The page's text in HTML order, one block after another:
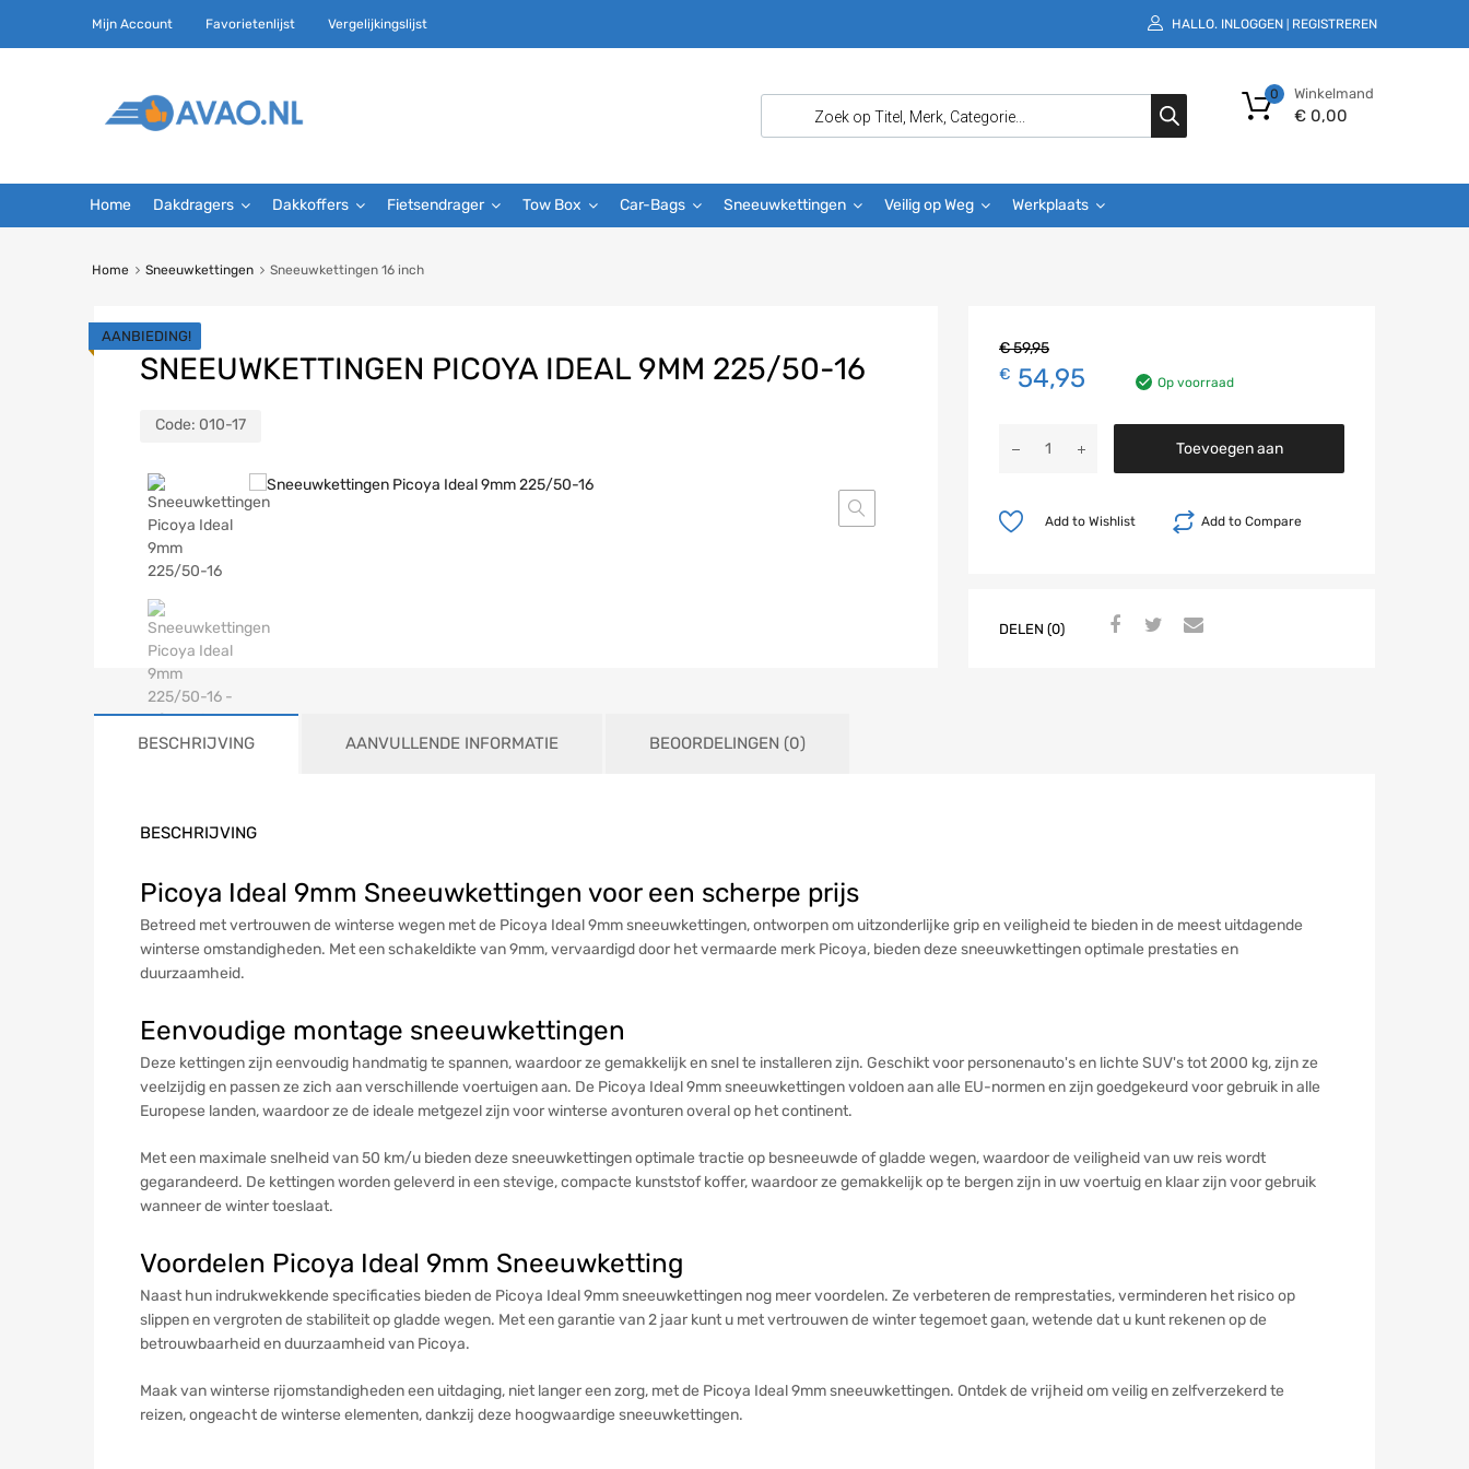
Mijn Account Favorietenlijst Vergelijkingslijst HALLO. INLOGGEN REGISTREREN
Winkelmand
€ 0,00
0
Home Dakdragers Dakkoffers Fietsendrager Tow Box Car-Bags Sneeuwkettingen Veilig op Weg Werkplaats
Home Sneeuwkettingen Sneeuwkettingen 16 inch
SNEEUWKETTINGEN PICOYA IDEAL 9MM 225/50-16
Code: 010-17
AANBIEDING!
€59,95
€ 54,95 Op voorraad
Toevoegen aan
Add to Compare
Add to Wishlist
DELEN (0)
BESCHRIJVING AANVULLENDE INFORMATIE BEOORDELINGEN (0)
BESCHRIJVING
Picoya Ideal 9mm Sneeuwkettingen voor een scherpe prijs
Betreed met vertrouwen de winterse wegen met de Picoya Ideal 9mm sneeuwkettingen, ontworpen om uitzonderlijke grip en veiligheid te bieden in de meest uitdagende
winterse omstandigheden. Met een schakeldikte van 9mm, vervaardigd door het vermaarde merk Picoya, bieden deze sneeuwkettingen optimale prestaties en
duurzaamheid.
Eenvoudige montage sneeuwkettingen
Deze kettingen zijn eenvoudig handmatig te spannen, waardoor ze gemakkelijk en snel te installeren zijn. Geschikt voor personenauto's en lichte SUV's tot 2000 kg, zijn ze
veelzijdig en passen ze zich aan verschillende voertuigen aan. De Picoya Ideal 9mm sneeuwkettingen voldoen aan alle EU-normen en zijn goedgekeurd voor gebruik in alle
Europese landen, waardoor ze de ideale metgezel zijn voor winterse avonturen overal op het continent.
Met een maximale snelheid van 50 km/u bieden deze sneeuwkettingen optimale tractie op besneeuwde of gladde wegen, waardoor de veiligheid van uw reis wordt
gegarandeerd. De kettingen worden geleverd in een stevige, compacte kunststof koffer, waardoor ze gemakkelijk op te bergen zijn in uw voertuig en klaar zijn voor gebruik
wanneer de winter toeslaat.
Voordelen Picoya Ideal 9mm Sneeuwketting
Naast hun indrukwekkende specificaties bieden de Picoya Ideal 9mm sneeuwkettingen nog meer voordelen. Ze verbeteren de remprestaties, verminderen het risico op
slippen en vergroten de stabiliteit op gladde wegen. Met een garantie van 2 jaar kunt u met vertrouwen de winter tegemoet gaan, wetende dat u kunt rekenen op de
betrouwbaarheid en duurzaamheid van Picoya.
Maak van winterse rijomstandigheden een uitdaging, niet langer een zorg, met de Picoya Ideal 9mm sneeuwkettingen. Ontdek de vrijheid om veilig en zelfverzekerd te
reizen, ongeacht de winterse elementen, dankzij deze hoogwaardige sneeuwkettingen.